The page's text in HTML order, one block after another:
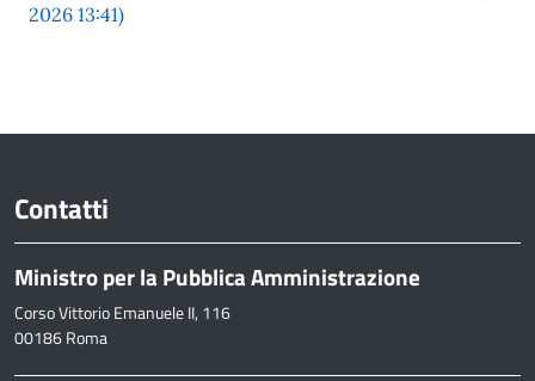
2026 13:41)
Contatti
Ministro per la Pubblica Amministrazione
Corso Vittorio Emanuele II, 116
00186 Roma